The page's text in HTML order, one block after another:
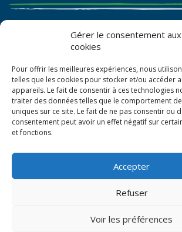
Gérer le consentement aux
cookies
Pour offrir les meilleures expériences, nous
telles que les cookies pour stocker et/ou accéder
appareils. Le fait de consentir à ces technologies
traiter des données telles que le comportement
uniques sur ce site. Le fait de ne pas consentir ou
consentement peut avoir un effet négatif sur
et fonctions.
Accepter
Refuser
Voir les préférences
Catalogue de graines et semences
Bon de commande